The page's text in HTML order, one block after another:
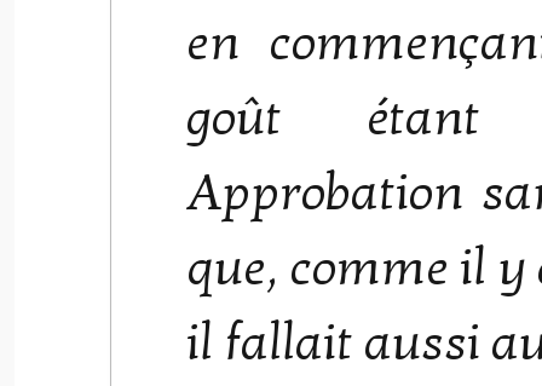
en
goût étant
Approbation
que, comme il
il fallait aussi